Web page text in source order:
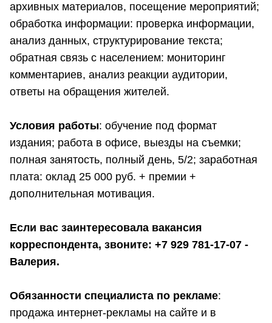
архивных материалов, посещение мероприятий;
обработка информации: проверка информации,
анализ данных, структурирование текста;
обратная связь с населением: мониторинг
комментариев, анализ реакции аудитории,
ответы на обращения жителей.
Условия работы: обучение под формат
издания; работа в офисе, выезды на съемки;
полная занятость, полный день, 5/2; заработная
плата: оклад 25 000 руб. + премии +
дополнительная мотивация.
Если вас заинтересовала вакансия
корреспондента, звоните: +7 929 781-17-07 -
Валерия.
Обязанности специалиста по рекламе:
продажа интернет-рекламы на сайте и в